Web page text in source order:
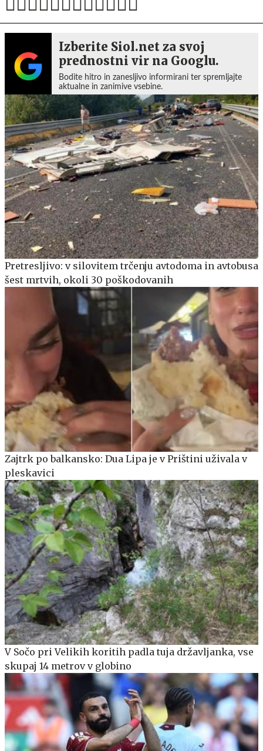
Izberite Siol.net za svoj
prednostni vir na Googlu.
Bodite hitro in zanesljivo informirani ter spremljajte
aktualne in zanimive vsebine.
Pretresljivo: v silovitem trčenju avtodoma in avtobusa
šest mrtvih, okoli 30 poškodovanih
Zajtrk po balkansko: Dua Lipa je v Prištini uživala v
pleskavici
V Sočo pri Velikih koritih padla tuja državljanka, vse
skupaj 14 metrov v globino